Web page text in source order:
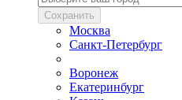
Сохранить
Москва
Санкт-Петербург
Воронеж
Екатеринбург